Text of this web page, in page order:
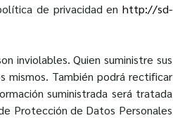
de privacidad en http://sd-
inviolables. Quien suministre sus
mismos. También podrá rectificar
suministrada será tratada
Protección de Datos Personales